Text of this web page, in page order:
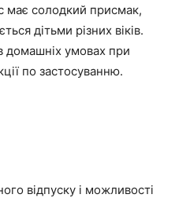
має солодкий присмак,
дітьми різних віків.
домашніх умовах при
по застосуванню.
відпуску і можливості